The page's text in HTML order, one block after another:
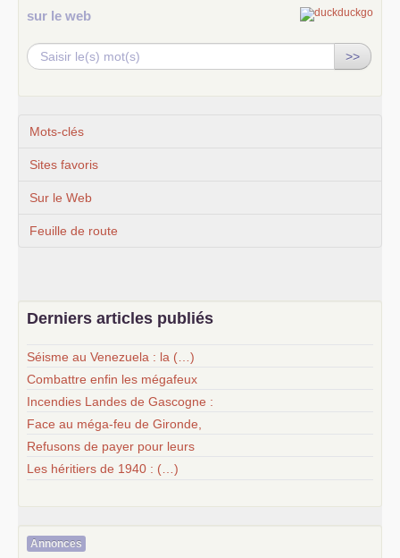
sur le web
>>
Mots-clés
Sites favoris
Sur le Web
Feuille de route
Derniers articles publiés
Séisme au Venezuela : la (…)
Combattre enfin les mégafeux
Incendies Landes de Gascogne :
Face au méga-feu de Gironde,
Refusons de payer pour leurs
Les héritiers de 1940 : (…)
Annonces